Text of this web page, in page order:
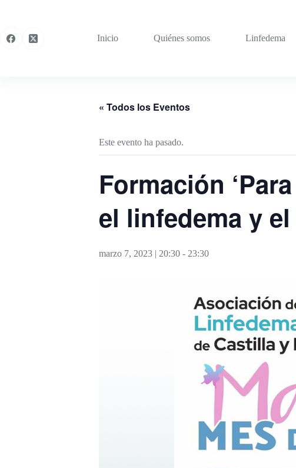
Inicio
Quiénes somos Linfedema
« Todos los Eventos
Este evento ha pasado.
Formación
el linfedema y el
marzo 7, 2023 | 20:30 - 23:30